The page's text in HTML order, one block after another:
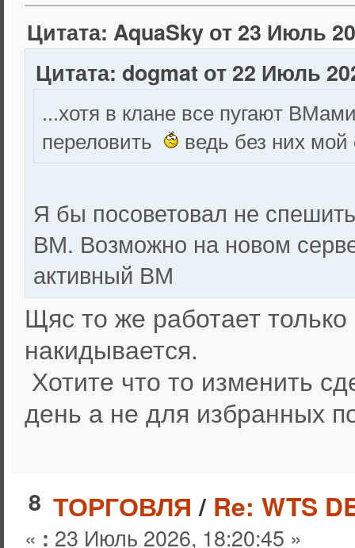
Цитата: AquaSky от 23 Июль
Цитата: dogmat от 22 Июль
...хотя в клане все пугают
переловить
ведь без них
Я бы посоветовал не
ВМ. Возможно на новом
активный ВМ
Щяс то же работает
накидывается.
Хотите что то изменить
день а не для избранных
8 ТОРГОВЛЯ / Re: WTS
« : 23 Июль 2026, 18:20:45 »